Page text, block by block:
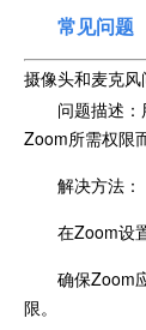
常见问题
摄像头和麦克风
问题描述
Zoom所需权限
解决方法：
在Zoom设
确保Zoom
限。